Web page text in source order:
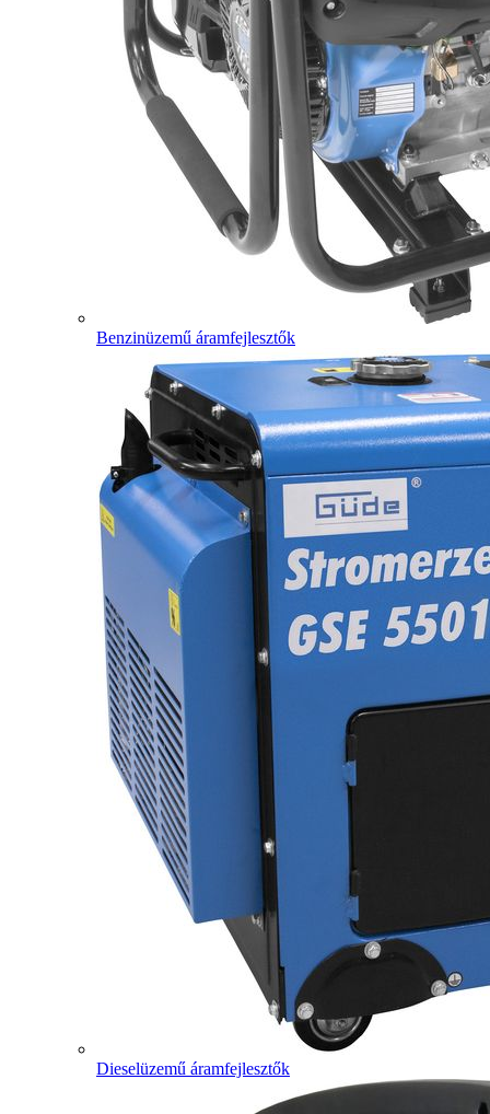
Benzinüzemű áramfejlesztők
Dieselüzemű áramfejlesztők